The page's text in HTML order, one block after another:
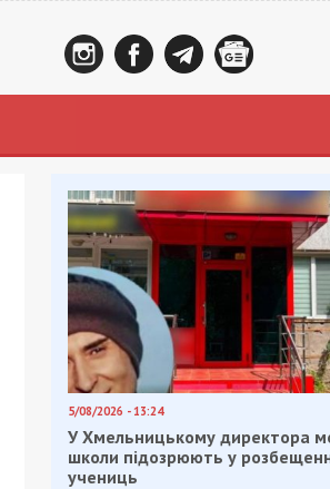
5/08/2026 - 13:24
У Хмельницькому директора
школи підозрюють у
учениць